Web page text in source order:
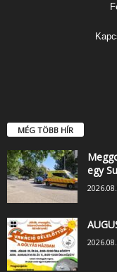
MÉG TÖBB HÍR
egy